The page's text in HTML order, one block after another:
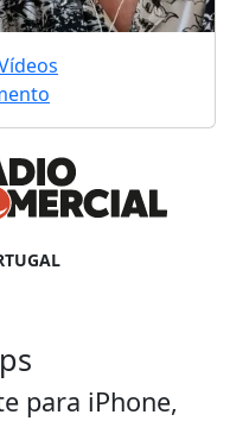
para iPhone,